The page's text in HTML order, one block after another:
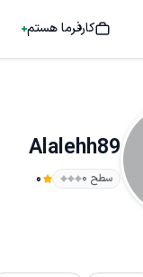
کارفرما هستم
Alalehh89
سطح ۰ 0